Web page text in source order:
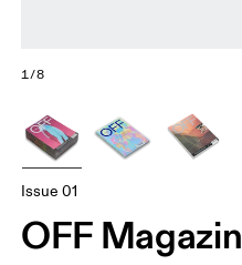
1/8
Issue 01
OFF